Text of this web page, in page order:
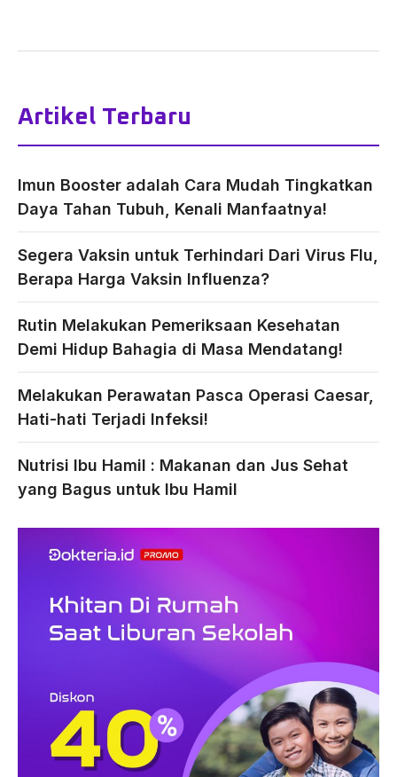
Artikel Terbaru
Imun Booster adalah Cara Mudah Tingkatkan
Daya Tahan Tubuh, Kenali Manfaatnya!
Segera Vaksin untuk Terhindari Dari Virus Flu,
Berapa Harga Vaksin Influenza?
Rutin Melakukan Pemeriksaan Kesehatan
Demi Hidup Bahagia di Masa Mendatang!
Melakukan Perawatan Pasca Operasi Caesar,
Hati-hati Terjadi Infeksi!
Nutrisi Ibu Hamil : Makanan dan Jus Sehat
yang Bagus untuk Ibu Hamil